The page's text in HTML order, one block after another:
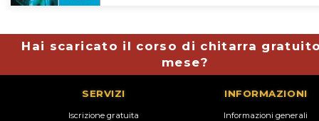
Hai scaricato il corso di chitarra
mese?
SERVIZI
Iscrizione gratuita
INFORMAZIONI
Informazioni generali